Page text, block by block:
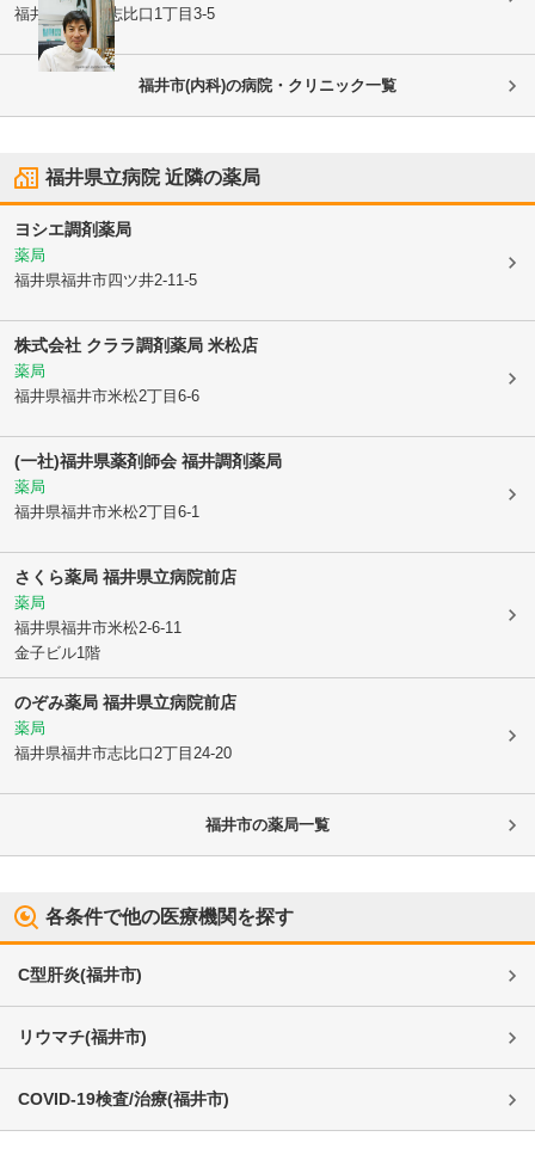
福井県福井市志比口1丁目3-5
福井市(内科)の病院・クリニック一覧
福井県立病院近隣の薬局
ヨシエ調剤薬局
薬局
福井県福井市四ツ井2-11-5
株式会社 クララ調剤薬局 米松店
薬局
福井県福井市米松2丁目6-6
(一社)福井県薬剤師会 福井調剤薬局
薬局
福井県福井市米松2丁目6-1
さくら薬局 福井県立病院前店
薬局
福井県福井市米松2-6-11
金子ビル1階
のぞみ薬局 福井県立病院前店
薬局
福井県福井市志比口2丁目24-20
福井市の薬局一覧
各条件で他の医療機関を探す
C型肝炎(福井市)
リウマチ(福井市)
COVID-19検査/治療(福井市)